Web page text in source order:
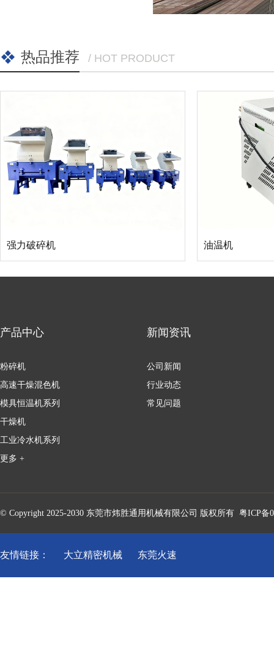
热品推荐 / HOT PRODUCT
强力破碎机 油温机
产品中心
粉碎机
高速干燥混色机
模具恒温机系列
干燥机
工业冷水机系列
更多 +
新闻资讯
公司新闻
行业动态
常见问题
© Copyright 2025-2030 东莞市炜胜通用机械有限公司 版权所有 粤ICP备
友情链接： 大立精密机械 东莞火速